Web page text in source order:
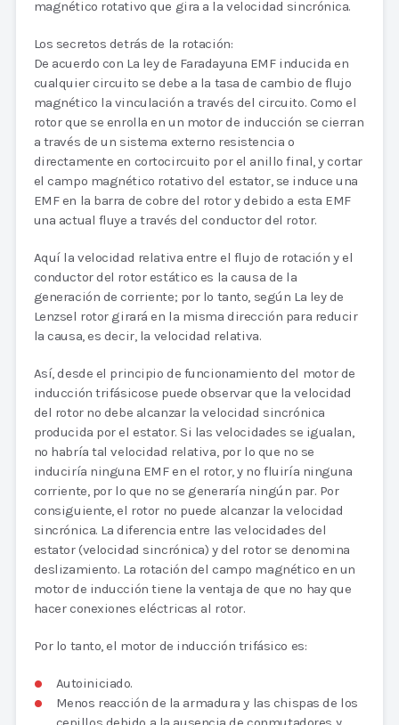
magnético rotativo que gira a la velocidad sincrónica.
Los secretos detrás de la rotación:
De acuerdo con La ley de Faradayuna EMF inducida en
cualquier circuito se debe a la tasa de cambio de flujo
magnético la vinculación a través del circuito. Como el
rotor que se enrolla en un motor de inducción se cierran
a través de un sistema externo resistencia o
directamente en cortocircuito por el anillo final, y cortar
el campo magnético rotativo del estator, se induce una
EMF en la barra de cobre del rotor y debido a esta EMF
una actual fluye a través del conductor del rotor.
Aquí la velocidad relativa entre el flujo de rotación y el
conductor del rotor estático es la causa de la
generación de corriente; por lo tanto, según La ley de
Lenzsel rotor girará en la misma dirección para reducir
la causa, es decir, la velocidad relativa.
Así, desde el principio de funcionamiento del motor de
inducción trifásicose puede observar que la velocidad
del rotor no debe alcanzar la velocidad sincrónica
producida por el estator. Si las velocidades se igualan,
no habría tal velocidad relativa, por lo que no se
induciría ninguna EMF en el rotor, y no fluiría ninguna
corriente, por lo que no se generaría ningún par. Por
consiguiente, el rotor no puede alcanzar la velocidad
sincrónica. La diferencia entre las velocidades del
estator (velocidad sincrónica) y del rotor se denomina
deslizamiento. La rotación del campo magnético en un
motor de inducción tiene la ventaja de que no hay que
hacer conexiones eléctricas al rotor.
Por lo tanto, el motor de inducción trifásico es:
Autoiniciado.
Menos reacción de la armadura y las chispas de los